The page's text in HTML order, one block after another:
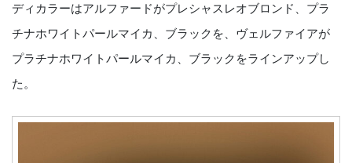
ディカラーはアルファードがプレシャスレオブロンド、プラ
チナホワイトパールマイカ、ブラックを、ヴェルファイアが
プラチナホワイトパールマイカ、ブラックをラインアップし
た。